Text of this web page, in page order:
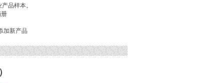
品样本。
加新产品